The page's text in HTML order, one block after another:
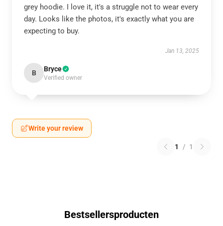
grey hoodie. I love it, it's a struggle not to wear every
day. Looks like the photos, it's exactly what you are
expecting to buy.
Jan 13, 2025
B Bryce
Verified owner
Write your review
1 / 1
Bestsellersproducten